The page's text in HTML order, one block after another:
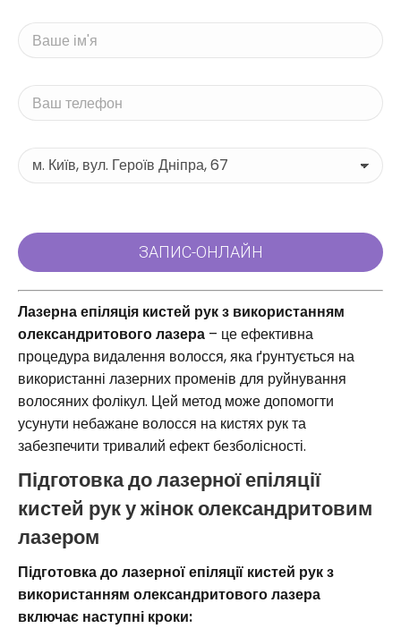
Лазерна епіляція кистей рук з використанням
олександритового лазера – це ефективна
процедура видалення волосся, яка ґрунтується на
використанні лазерних променів для руйнування
волосяних фолікул. Цей метод може допомогти
усунути небажане волосся на кистях рук та
забезпечити тривалий ефект безболісності.
Підготовка до лазерної епіляції
кистей рук у жінок олександритовим
лазером
Підготовка до лазерної епіляції кистей рук з
використанням олександритового лазера
включає наступні кроки: